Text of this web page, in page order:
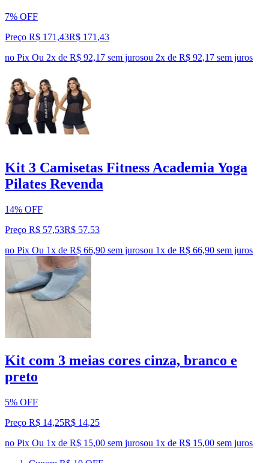
7% OFF
Preço R$ 171,43R$ 171 ,43
no Pix Ou 2x de R$ 92,17 sem jurosou 2x de R$ 92,17 sem juros
Kit 3 Camisetas Fitness Academia Yoga
Pilates Revenda
14% OFF
Preço R$ 57,53R$ 57,53
no Pix Ou 1x de R$ 66,90 sem jurosou 1x de R$ 66,90 sem juros
Kit com 3 meias cores cinza, branco e
preto
5% OFF
Preço R$ 14,25R$ 14,25
no Pix Ou 1x de R$ 15,00 sem jurosou 1x de R$ 15,00 sem juros